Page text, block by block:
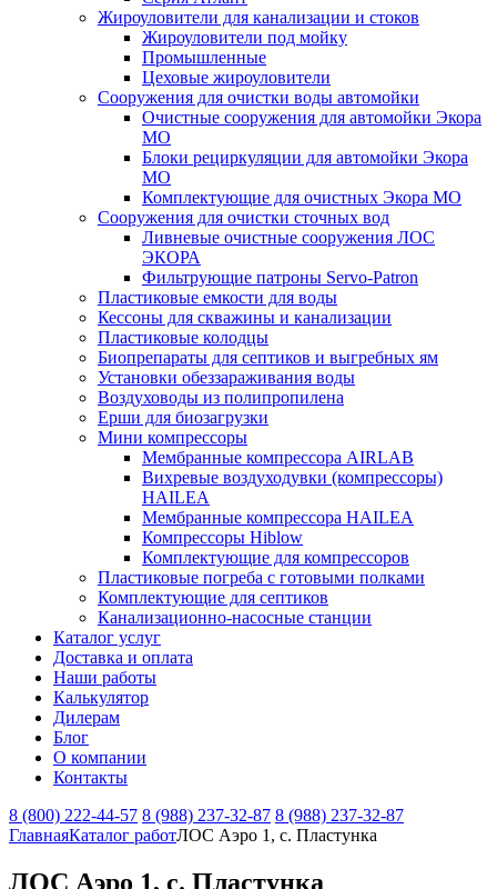
Жироуловители для канализации и стоков
Жироуловители под мойку
Промышленные
Цеховые жироуловители
Сооружения для очистки воды автомойки
Очистные сооружения для автомойки Экора
МО
Блоки рециркуляции для автомойки Экора
МО
Комплектующие для очистных Экора МО
Сооружения для очистки сточных вод
Ливневые очистные сооружения ЛОС
ЭКОРА
Фильтрующие патроны Servo-Patron
Пластиковые емкости для воды
Кессоны для скважины и канализации
Пластиковые колодцы
Биопрепараты для септиков и выгребных ям
Установки обеззараживания воды
Воздуховоды из полипропилена
Ерши для биозагрузки
Мини компрессоры
Мембранные компрессора AIRLAB
Вихревые воздуходувки (компрессоры)
HAILEA
Мембранные компрессора HAILEA
Компрессоры Hiblow
Комплектующие для компрессоров
Пластиковые погреба с готовыми полками
Комплектующие для септиков
Канализационно-насосные станции
Каталог услуг
Доставка и оплата
Наши работы
Калькулятор
Дилерам
Блог
О компании
Контакты
8 (800) 222-44-57 8 (988) 237-32-87 8 (988) 237-32-87
ГлавнаяКаталог работЛОС Аэро 1, с. Пластунка
ЛОС Аэро 1, с. Пластунка